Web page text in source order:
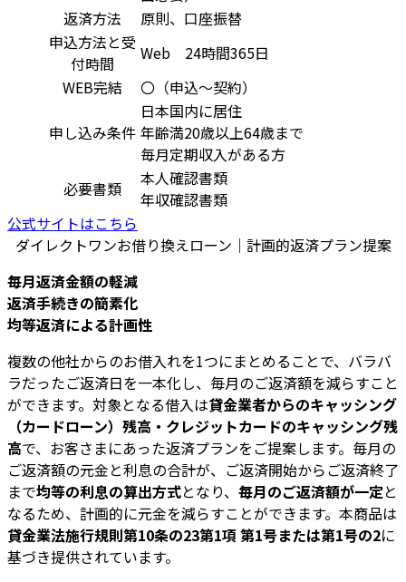
返済方法
原則、口座振替
申込方法と受
付時間
Web 24時間365日
WEB完結
〇（申込～契約）
申し込み条件
日本国内に居住
年齢満20歳以上64歳まで
毎月定期収入がある方
必要書類
本人確認書類
年収確認書類
公式サイトはこちら
ダイレクトワンお借り換えローン｜計画的返済プラン提案
毎月返済金額の軽減
返済手続きの簡素化
均等返済による計画性
複数の他社からのお借入れを1つにまとめることで、バラバ
ラだったご返済日を一本化し、毎月のご返済額を減らすこと
ができます。対象となる借入は貸金業者からのキャッシング
（カードローン）残高・クレジットカードのキャッシング残
高で、お客さまにあった返済プランをご提案します。毎月の
ご返済額の元金と利息の合計が、ご返済開始からご返済終了
まで均等の利息の算出方式となり、 毎月のご返済額が一定と
なるため、計画的に元金を減らすことができます。本商品は
貸金業法施行規則第10条の23第1項 第1号または第1号の2に
基づき提供されています。